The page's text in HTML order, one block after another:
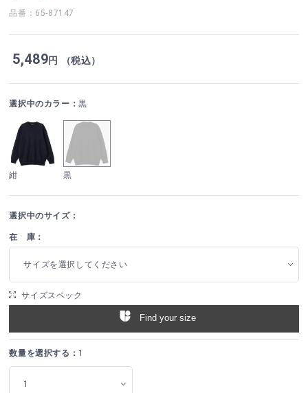
品番：65-87147
5,489円 （税込）
選択中のカラー：黒
紺 黒
選択中のサイズ：
在 庫：
サイズを選択してください
サイズスペック
Find your size
数量を選択する： 1